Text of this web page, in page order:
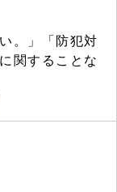
。」「防犯対
関することな